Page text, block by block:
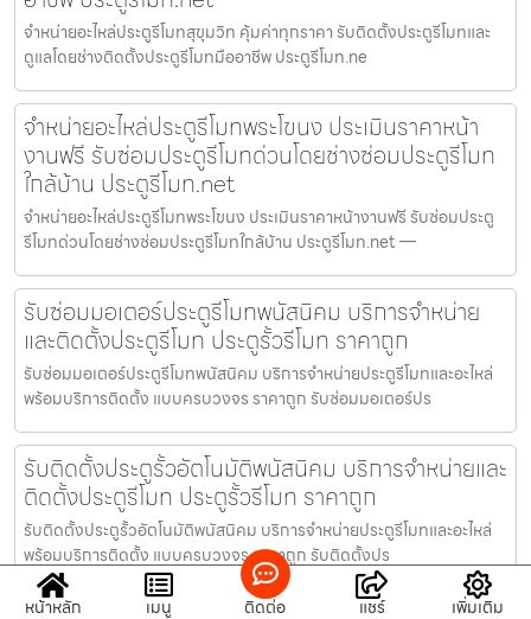
จำหน่ายอะไหล่ประตูรีโมทสุขุมวิท คุ้มค่าทุกราคา รับติดตั้งประตูรีโมทและ
ดูแลโดยช่างติดตั้งประตูรีโมทมืออาชีพ ประตูรีโมท.ne
จำหน่ายอะไหล่ประตูรีโมทพระโขนง ประเมินราคาหน้า
งานฟรี รับซ่อมประตูรีโมทด่วนโดยช่างซ่อมประตูรีโมท
ใกล้บ้าน ประตูรีโมท.net
จำหน่ายอะไหล่ประตูรีโมทพระโขนง ประเมินราคาหน้างานฟรี รับซ่อมประตู
รีโมทด่วนโดยช่างซ่อมประตูรีโมทใกล้บ้าน ประตูรีโมท.net —
รับซ่อมมอเตอร์ประตูรีโมทพนัสนิคม บริการจำหน่าย
และติดตั้งประตูรีโมท ประตูรั้วรีโมท ราคาถูก
รับซ่อมมอเตอร์ประตูรีโมทพนัสนิคม บริการจำหน่ายประตูรีโมทและอะไหล่
พร้อมบริการติดตั้ง แบบครบวงจร ราคาถูก รับซ่อมมอเตอร์ปร
รับติดตั้งประตูรั้วอัตโนมัติพนัสนิคม บริการจำหน่ายและ
ติดตั้งประตูรีโมท ประตูรั้วรีโมท ราคาถูก
รับติดตั้งประตูรั้วอัตโนมัติพนัสนิคม บริการจำหน่ายประตูรีโมทและอะไหล่
พร้อมบริการติดตั้ง แบบครบวงจร ราคาถูก รับติดตั้งปร
หน้าหลัก เมนู ติดต่อ แชร์ เพิ่มเติม